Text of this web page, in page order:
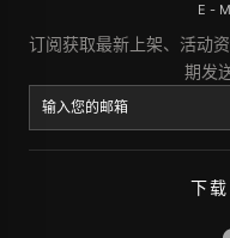
E-
订阅获取最新上架、活动
期发
下